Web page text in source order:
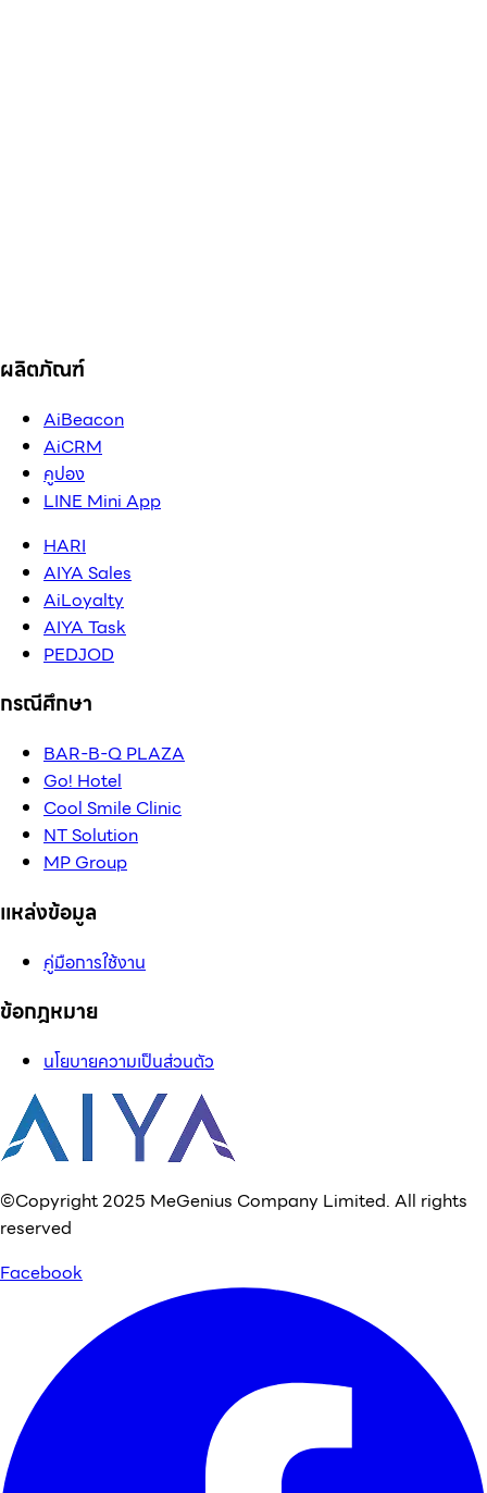
ผลิตภัณฑ์
AiBeacon
AiCRM
คูปอง
LINE Mini App
HARI
AIYA Sales
AiLoyalty
AIYA Task
PEDJOD
กรณีศึกษา
BAR-B-Q PLAZA
Go! Hotel
Cool Smile Clinic
NT Solution
MP Group
แหล่งข้อมูล
คู่มือการใช้งาน
ข้อกฎหมาย
นโยบายความเป็นส่วนตัว
©Copyright 2025 MeGenius Company Limited. All rights
reserved
Facebook